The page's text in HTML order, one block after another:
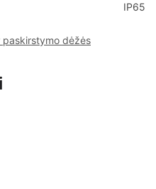
IP65
paskirstymo dėžės